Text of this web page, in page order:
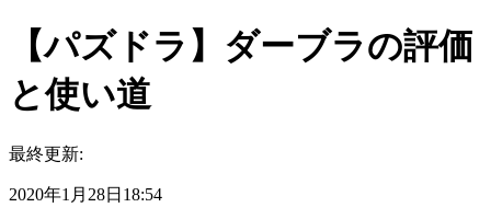
【パズドラ】ダーブラの評価
と使い道
最終更新:
2020年1月28日18:54